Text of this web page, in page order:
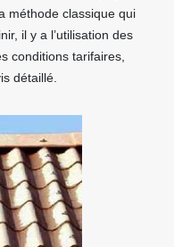
méthode classique qui
il y a l’utilisation des
conditions tarifaires,
détaillé.